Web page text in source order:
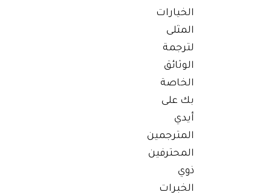
الخيارات
المثلى
لترجمة
الوثائق
الخاصة
بك على
أيدي
المترجمين
المحترفين
ذوي
الخبرات